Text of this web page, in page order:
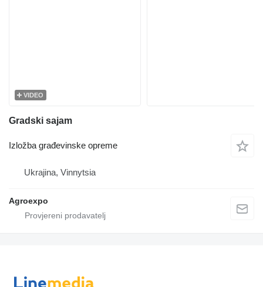
VIDEO
Gradski sajam
Izložba građevinske opreme
Ukrajina, Vinnytsia
Agroexpo